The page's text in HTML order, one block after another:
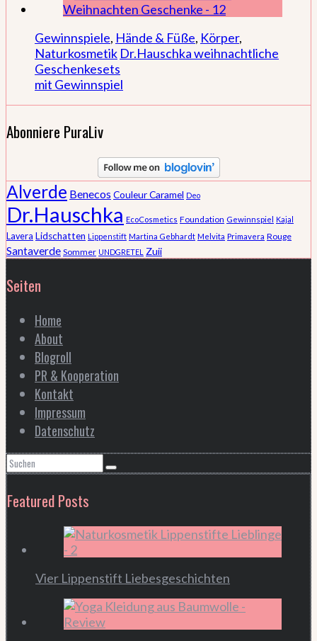
Gewinnspiele, Hände & Füße, Körper,
Naturkosmetik Dr.Hauschka weihnachtliche
Geschenkesets
mit Gewinnspiel
Abonniere PuraLiv
Alverde BenecosCouleur Caramel Deo
Dr.Hauschka EcoCosmetics Foundation Gewinnspiel Kajal
Lavera Lidschatten Lippenstift Martina Gebhardt Melvita Primavera Rouge
Santaverde Sommer UNDGRETEL Zuii
Seiten
Home
About
Blogroll
PR & Kooperation
Kontakt
Impressum
Datenschutz
Featured Posts
Vier Lippenstift Liebesgeschichten